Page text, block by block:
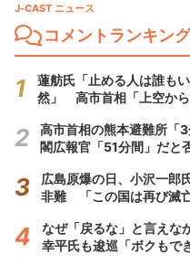
J-CAST ニュース
コメントランキング
蓮舫氏「止める人は誰も
然」 高市首相「上空か
高市首相の熊本避難所「
閣広報官「51分間」だと
広島原爆の日、小沢一郎
非難 「この国は再び滅
なぜ「戻るな」と言え
幸平氏も逡巡「ボクもで